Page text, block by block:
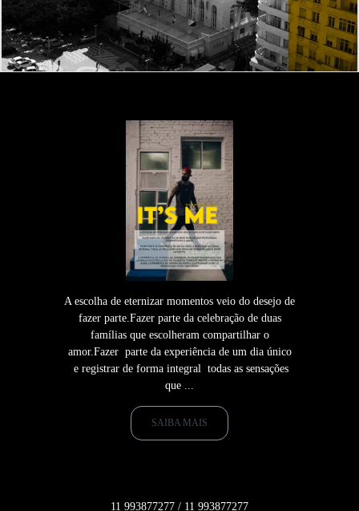
A escolha de eternizar momentos veio do desejo de
fazer parte.Fazer parte da celebração de duas
famílias que escolheram compartilhar o
amor.Fazer parte da experiência de um dia único
e registrar de forma integral todas as sensações
que ...
SAIBA MAIS
11 993877277 / 11 993877277